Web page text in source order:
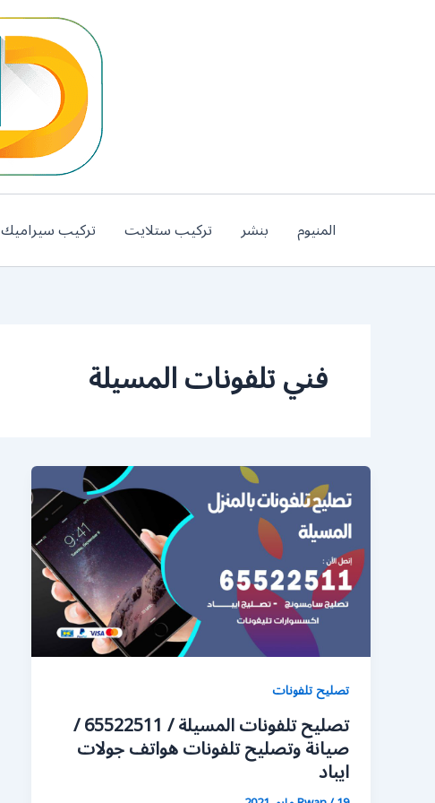
المنيوم بنشر تركيب ستلايت تركيب سيراميك
فني تلفونات المسيلة
تصليح تلفونات
تصليح تلفونات المسيلة / 65522511 /
صيانة وتصليح تلفونات هواتف جولات
ايباد